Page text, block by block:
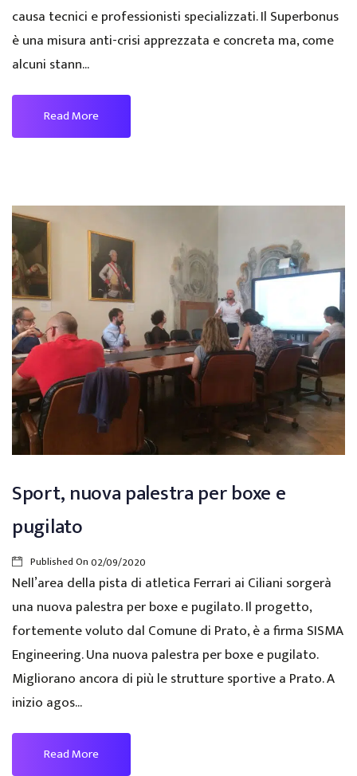
causa tecnici e professionisti specializzati. Il Superbonus
è una misura anti-crisi apprezzata e concreta ma, come
alcuni stann...
Read More
Sport, nuova palestra per boxe e
pugilato
Published On02/09/2020
Nell’area della pista di atletica Ferrari ai Ciliani sorgerà
una nuova palestra per boxe e pugilato. Il progetto,
fortemente voluto dal Comune di Prato, è a firma SISMA
Engineering. Una nuova palestra per boxe e pugilato.
Migliorano ancora di più le strutture sportive a Prato. A
inizio agos...
Read More